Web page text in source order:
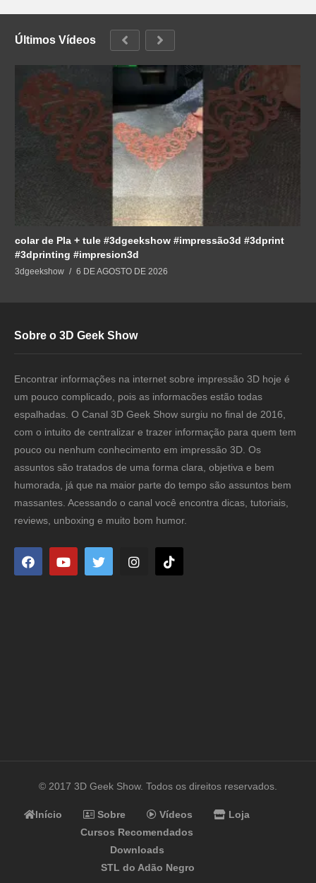
Últimos Vídeos
colar de Pla + tule #3dgeekshow #impressão3d #3dprint
#3dprinting #impresion3d
3dgeekshow 6 DE AGOSTO DE 2026
Sobre o 3D Geek Show
Encontrar informações na internet sobre impressão 3D hoje é
um pouco complicado, pois as informacões estão todas
espalhadas. O Canal 3D Geek Show surgiu no final de 2016,
com o intuito de centralizar e trazer informação para quem tem
pouco ou nenhum conhecimento em impressão 3D. Os
assuntos são tratados de uma forma clara, objetiva e bem
humorada, já que na maior parte do tempo são assuntos bem
massantes. Acessando o canal você encontra dicas, tutoriais,
reviews, unboxing e muito bom humor.
© 2017 3D Geek Show. Todos os direitos reservados.
Início Sobre Vídeos
Loja
Cursos Recomendados
Downloads
STL do Adão Negro